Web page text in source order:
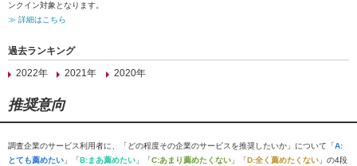
ンクイン対象となります。
≫ 詳細はこちら
過去ランキング
2022年
2021年 2020年
推奨意向
調査企業のサービス利用者に、「どの程度その企業のサービスを推奨したいか」について「A:
とても薦めたい 」「B:まあ薦めたい 」「C:あまり薦めたくない 」「D:全く薦めたくない 」の4段